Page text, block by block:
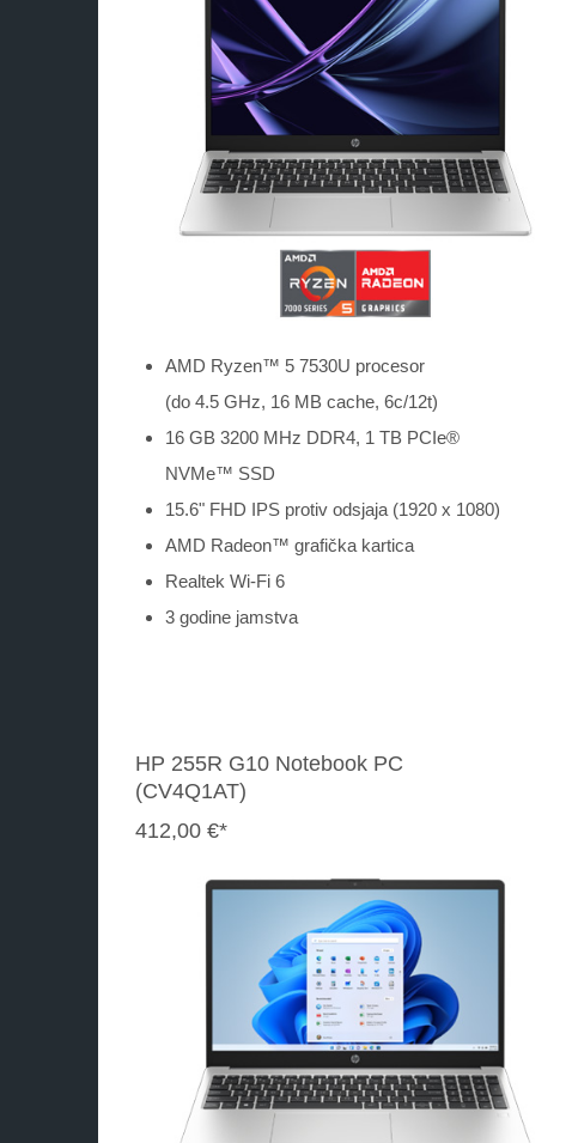
AMD Ryzen™ 5 7530U procesor
(do 4.5 GHz, 16 MB cache, 6c/12t)
16 GB 3200 MHz DDR4, 1 TB PCIe®
NVMe™ SSD
15.6" FHD IPS protiv odsjaja (1920 x 1080)
AMD Radeon™ grafička kartica
Realtek Wi-Fi 6
3 godine jamstva
HP 255R G10 Notebook PC
(CV4Q1AT)
412,00 €*